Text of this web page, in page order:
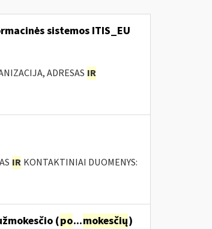
sistemos ITIS_EU
ADRESAS IR
IR KONTAKTINIAI DUOMENYS:
(po...mokesčių)